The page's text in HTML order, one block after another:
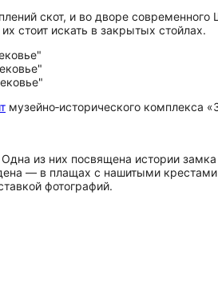
скот, и во дворе
стоит искать в закрытых стойлах.
музейно‑исторического комплекса
из них посвящена истории
— в плащах с нашитыми
фотографий.